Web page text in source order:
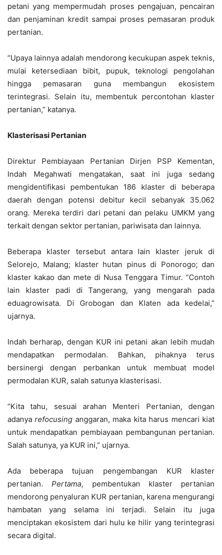
petani yang mempermudah proses pengajuan, pencairan
dan penjaminan kredit sampai proses pemasaran produk
pertanian.
“Upaya lainnya adalah mendorong kecukupan aspek teknis,
mulai ketersediaan bibit, pupuk, teknologi pengolahan
hingga pemasaran guna membangun ekosistem
terintegrasi. Selain itu, membentuk percontohan klaster
pertanian,” katanya.
Klasterisasi Pertanian
Direktur Pembiayaan Pertanian Dirjen PSP Kementan,
Indah Megahwati mengatakan, saat ini juga sedang
mengidentifikasi pembentukan 186 klaster di beberapa
daerah dengan potensi debitur kecil sebanyak 35.062
orang. Mereka terdiri dari petani dan pelaku UMKM yang
terkait dengan sektor pertanian, pariwisata dan lainnya.
Beberapa klaster tersebut antara lain klaster jeruk di
Selorejo, Malang; klaster hutan pinus di Ponorogo; dan
klaster kakao dan mete di Nusa Tenggara Timur. “Contoh
lain klaster padi di Tangerang, yang mengarah pada
eduagrowisata. Di Grobogan dan Klaten ada kedelai,”
ujarnya.
Indah berharap, dengan KUR ini petani akan lebih mudah
mendapatkan permodalan. Bahkan, pihaknya terus
bersinergi dengan perbankan untuk membuat model
permodalan KUR, salah satunya klasterisasi.
“Kita tahu, sesuai arahan Menteri Pertanian, dengan
adanyarefocusing anggaran, maka kita harus mencari kiat
untuk mendapatkan pembiayaan pembangunan pertanian.
Salah satunya, ya KUR ini,” ujarnya.
Ada beberapa tujuan pengembangan KUR klaster
pertanian.Pertama, pembentukan klaster pertanian
mendorong penyaluran KUR pertanian, karena mengurangi
hambatan yang selama ini terjadi. Selain itu juga
menciptakan ekosistem dari hulu ke hilir yang terintegrasi
secara digital.